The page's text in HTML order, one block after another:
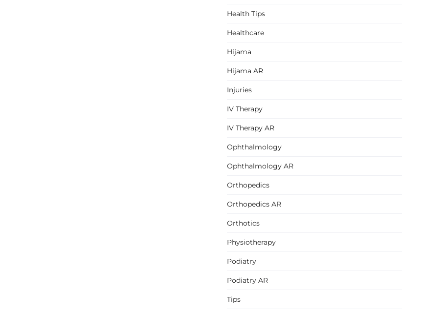
Health Tips
Healthcare
Hijama
Hijama AR
Injuries
IV Therapy
IV Therapy AR
Ophthalmology
Ophthalmology AR
Orthopedics
Orthopedics AR
Orthotics
Physiotherapy
Podiatry
Podiatry AR
Tips